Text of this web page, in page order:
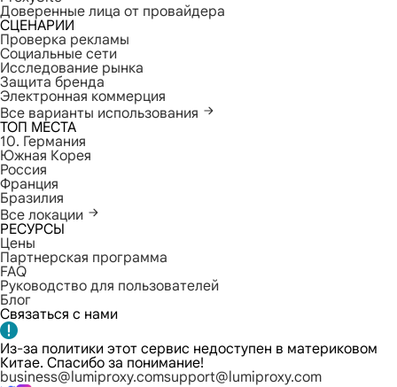
Доверенные лица от провайдера
СЦЕНАРИИ
Проверка рекламы
Социальные сети
Исследование рынка
Защита бренда
Электронная коммерция
Все варианты использования
ТОП МЕСТА
10. Германия
Южная Корея
Россия
Франция
Бразилия
Все локации
РЕСУРСЫ
Цены
Партнерская программа
FAQ
Руководство для пользователей
Блог
Связаться с нами
Из-за политики этот сервис недоступен в материковом
Китае. Спасибо за понимание!
business@lumiproxy.comsupport@lumiproxy.com